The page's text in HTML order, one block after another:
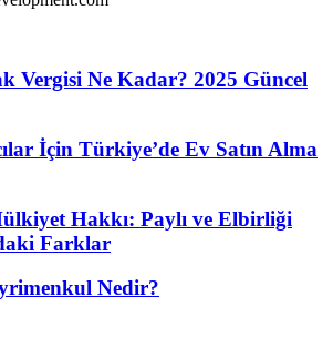
Vergisi Ne Kadar? 2025 Güncel
İçin Türkiye’de Ev Satın Alma
Hakkı: Paylı ve Elbirliği
Farklar
Nedir?